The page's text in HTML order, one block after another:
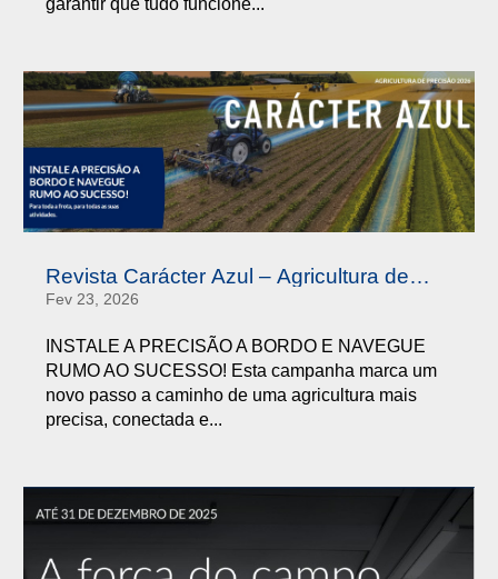
Revista Carácter Azul – Agricultura de
Precisão Q1 2026
Fev 23, 2026
INSTALE A PRECISÃO A BORDO E NAVEGUE
RUMO AO SUCESSO! Esta campanha marca um
novo passo a caminho de uma agricultura mais
precisa, conectada e...